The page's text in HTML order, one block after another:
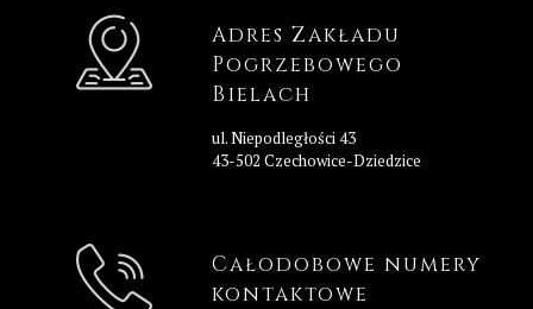
Adres Zakładu
Pogrzebowego
Bielach
ul. Niepodległości 43
43-502 Czechowice-Dziedzice
Całodobowe numery
kontaktowe